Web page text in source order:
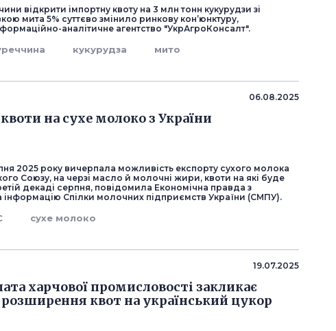
відкрити імпортну квоту на 3 млн тонн кукурудзи зі
мита 5% суттєво змінило ринкову кон’юнктуру,
аналітичне агентство "УкрАгроКонсалт".
кукурудза мито
06.08.2025
на сухе молоко з України
2025 року вичерпала можливість експорту сухого молока
Союзу, на черзі масло й молочні жири, квоти на які буде
декаді серпня, повідомила Економічна правда з
інформацію Спілки молочних підприємств України (СМПУ).
сухе молоко
19.07.2025
харчової промисловості закликає
квот на український цукор